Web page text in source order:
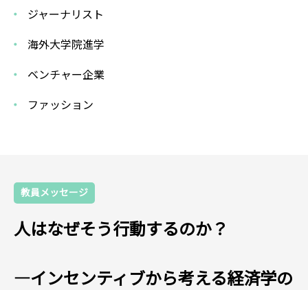
ジャーナリスト
海外大学院進学
ベンチャー企業
ファッション
教員メッセージ
人はなぜそう行動するのか？
―インセンティブから考える経済学の